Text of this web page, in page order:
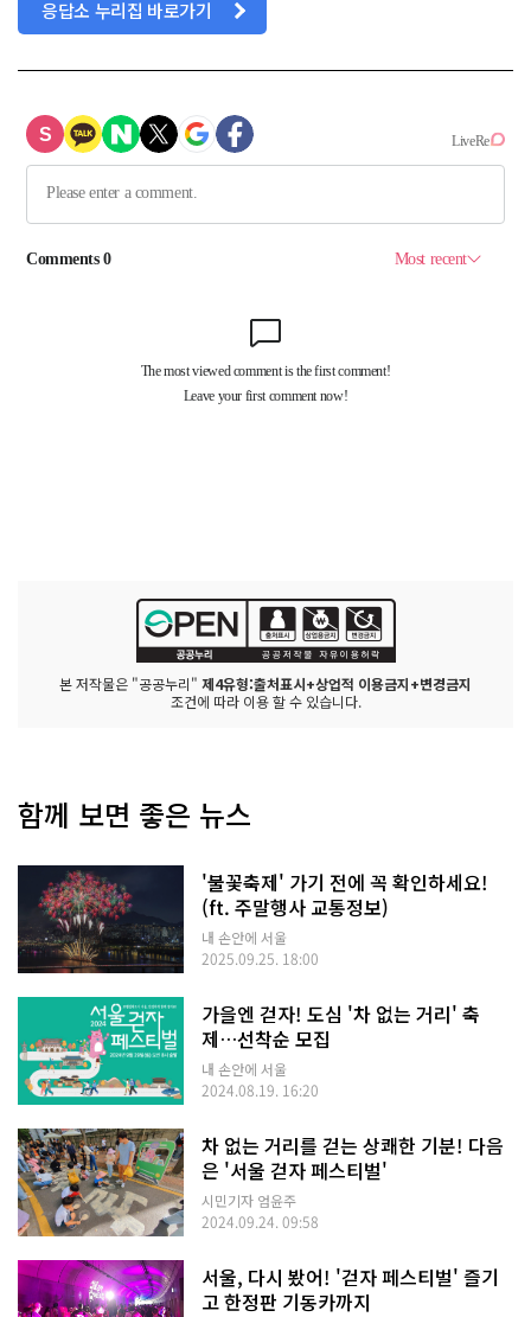
응답소 누리집 바로가기
본 저작물은 "공공누리" 제4유형:출처표시+상업적 이용금지+변경금지
조건에 따라 이용 할 수 있습니다.
함께 보면 좋은 뉴스
'불꽃축제' 가기 전에 꼭 확인하세요!
(ft. 주말행사 교통정보)
내 손안에 서울
2025.09.25. 18:00
가을엔 걷자! 도심 '차 없는 거리' 축
제…선착순 모집
내 손안에 서울
2024.08.19. 16:20
차 없는 거리를 걷는 상쾌한 기분! 다음
은 '서울 걷자 페스티벌'
시민기자 엄윤주
2024.09.24. 09:58
서울, 다시 봤어! '걷자 페스티벌' 즐기
고 한정판 기동카까지